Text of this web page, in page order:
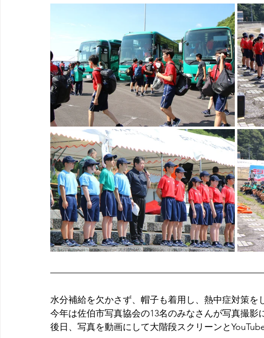
水分補給を欠かさず、帽子も着用し、熱中症対策を
今年は佐伯市写真協会の13名のみなさんが写真撮影
後日、写真を動画にして大階段スクリーンと